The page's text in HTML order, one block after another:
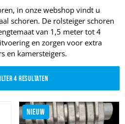
in onze webshop vindt u
schoren. De rolsteiger schoren
van 1,5 meter tot 4
en zorgen voor extra
en kamersteigers.
4 resultaten
NIEUW